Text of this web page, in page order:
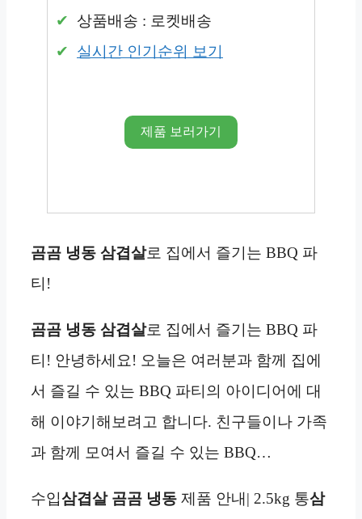
상품배송 : 로켓배송
실시간 인기순위 보기
제품 보러가기
곰곰 냉동 삼겹살로 집에서 즐기는 BBQ 파
티!
곰곰 냉동 삼겹살로 집에서 즐기는 BBQ 파
티! 안녕하세요! 오늘은 여러분과 함께 집에
서 즐길 수 있는 BBQ 파티의 아이디어에 대
해 이야기해보려고 합니다. 친구들이나 가족
과 함께 모여서 즐길 수 있는 BBQ…
수입삼겹살 곰곰 냉동 제품 안내| 2.5kg 통삼